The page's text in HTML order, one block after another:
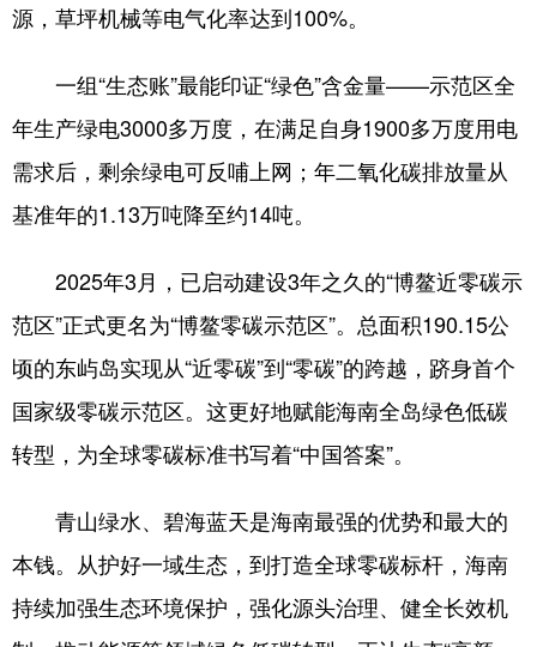
源，草坪机械等电气化率达到100%。
一组“生态账”最能印证“绿色”含金量——示范区全
年生产绿电3000多万度，在满足自身1900多万度用电
需求后，剩余绿电可反哺上网；年二氧化碳排放量从
基准年的1.13万吨降至约14吨。
2025年3月，已启动建设3年之久的“博鳌近零碳示
范区”正式更名为“博鳌零碳示范区”。总面积190.15公
顷的东屿岛实现从“近零碳”到“零碳”的跨越，跻身首个
国家级零碳示范区。这更好地赋能海南全岛绿色低碳
转型，为全球零碳标准书写着“中国答案”。
青山绿水、碧海蓝天是海南最强的优势和最大的
本钱。从护好一域生态，到打造全球零碳标杆，海南
持续加强生态环境保护，强化源头治理、健全长效机